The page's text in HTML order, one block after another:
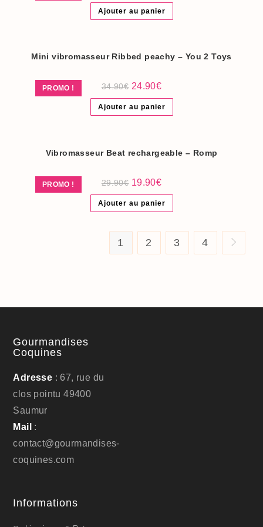
initial
était :
39.90€.
actuel
est :
29.90€.
Ajouter au panier
PROMO !
Mini vibromasseur Ribbed peachy – You 2 Toys
34.90€ Le
initial
était :
34.90€.
24.90€Le
actuel
est :
24.90€.
Ajouter au panier
PROMO !
Vibromasseur Beat rechargeable – Romp
29.90€ Le
initial
était :
29.90€.
19.90€Le
actuel
est :
19.90€.
Ajouter au panier
1 2 3 4
Gourmandises
Coquines
Adresse : 67, rue du
clos pointu 49400
Saumur
Mail :
contact@gourmandises-
coquines.com
Informations